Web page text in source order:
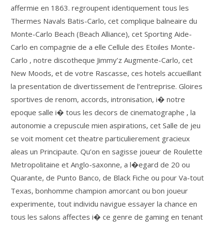
affermie en 1863. regroupent identiquement tous les
Thermes Navals Batis-Carlo, cet complique balneaire du
Monte-Carlo Beach (Beach Alliance), cet Sporting Aide-
Carlo en compagnie de a elle Cellule des Etoiles Monte-
Carlo , notre discotheque Jimmy’z Augmente-Carlo, cet
New Moods, et de votre Rascasse, ces hotels accueillant
la presentation de divertissement de l’entreprise. Gloires
sportives de renom, accords, intronisation, i� notre
epoque salle i� tous les decors de cinematographe , la
autonomie a crepuscule mien aspirations, cet Salle de jeu
se voit moment cet theatre particulierement gracieux
aleas un Principaute. Qu’on en sagisse joueur de Roulette
Metropolitaine et Anglo-saxonne, a l�egard de 20 ou
Quarante, de Punto Banco, de Black Fiche ou pour Va-tout
Texas, bonhomme champion amorcant ou bon joueur
experimente, tout individu navigue essayer la chance en
tous les salons affectes i� ce genre de gaming en tenant